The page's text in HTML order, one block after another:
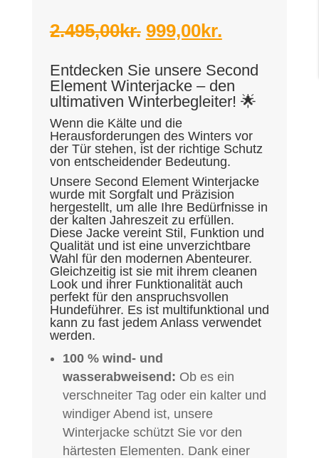
2.495,00kr. Ursprünglicher
war:
2.495,00kr.
999,00kr.Aktueller
ist:
999,00kr..
Entdecken Sie unsere Second
Element Winterjacke – den
ultimativen Winterbegleiter! 🌟
Wenn die Kälte und die
Herausforderungen des Winters vor
der Tür stehen, ist der richtige Schutz
von entscheidender Bedeutung.
Unsere Second Element Winterjacke
wurde mit Sorgfalt und Präzision
hergestellt, um alle Ihre Bedürfnisse in
der kalten Jahreszeit zu erfüllen.
Diese Jacke vereint Stil, Funktion und
Qualität und ist eine unverzichtbare
Wahl für den modernen Abenteurer.
Gleichzeitig ist sie mit ihrem cleanen
Look und ihrer Funktionalität auch
perfekt für den anspruchsvollen
Hundeführer. Es ist multifunktional und
kann zu fast jedem Anlass verwendet
werden.
100 % wind- und
wasserabweisend: Ob es ein
verschneiter Tag oder ein kalter und
windiger Abend ist, unsere
Winterjacke schützt Sie vor den
härtesten Elementen. Dank einer